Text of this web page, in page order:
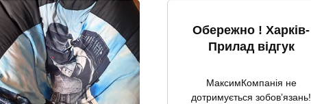
Обережно ! Харків-
Прилад відгук
МаксимКомпанія не
дотримується зобов’язань!